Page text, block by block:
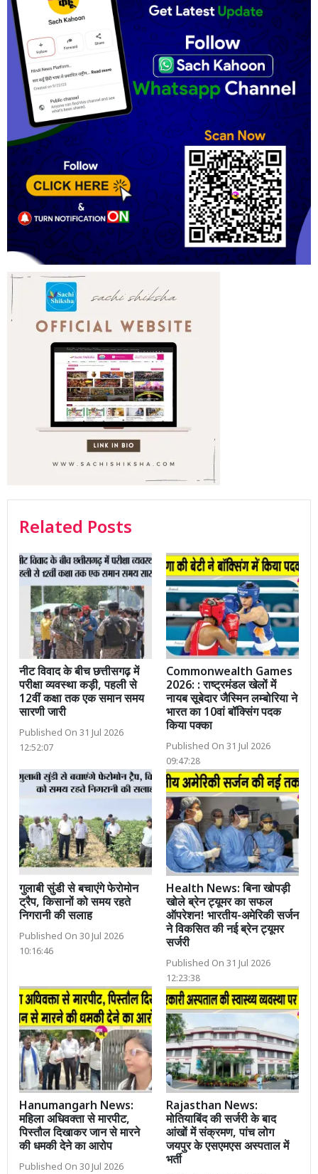
Related Posts
नीट विवाद के बीच छत्तीसगढ़ में
परीक्षा व्यवस्था कड़ी, पहली से
12वीं कक्षा तक एक समान समय
सारणी जारी
Published On 31 Jul 2026
12:52:07
Commonwealth Games
2026: : राष्ट्रमंडल खेलों में
नायब सूबेदार जैस्मिन लम्बोरिया ने
भारत का 10वां बॉक्सिंग पदक
किया पक्का
Published On 31 Jul 2026
09:47:28
गुलाबी सुंडी से बचाएंगे फेरोमोन
ट्रैप, किसानों को समय रहते
निगरानी की सलाह
Published On 30 Jul 2026
10:16:46
Health News: बिना खोपड़ी
खोले ब्रेन ट्यूमर का सफल
ऑपरेशन! भारतीय-अमेरिकी सर्जन
ने विकसित की नई ब्रेन ट्यूमर
सर्जरी
Published On 31 Jul 2026
12:23:38
Hanumangarh News:
महिला अधिवक्ता से मारपीट,
पिस्तौल दिखाकर जान से मारने
की धमकी देने का आरोप
Published On 30 Jul 2026
Rajasthan News:
मोतियाबिंद की सर्जरी के बाद
आंखों में संक्रमण, पांच लोग
जयपुर के एसएमएस अस्पताल में
भर्ती